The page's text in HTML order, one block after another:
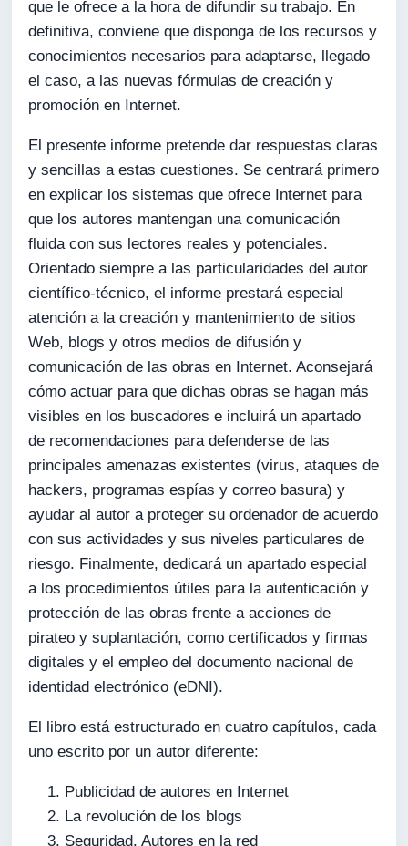
que le ofrece a la hora de difundir su trabajo. En
definitiva, conviene que disponga de los recursos y
conocimientos necesarios para adaptarse, llegado
el caso, a las nuevas fórmulas de creación y
promoción en Internet.
El presente informe pretende dar respuestas claras
y sencillas a estas cuestiones. Se centrará primero
en explicar los sistemas que ofrece Internet para
que los autores mantengan una comunicación
fluida con sus lectores reales y potenciales.
Orientado siempre a las particularidades del autor
científico-técnico, el informe prestará especial
atención a la creación y mantenimiento de sitios
Web, blogs y otros medios de difusión y
comunicación de las obras en Internet. Aconsejará
cómo actuar para que dichas obras se hagan más
visibles en los buscadores e incluirá un apartado
de recomendaciones para defenderse de las
principales amenazas existentes (virus, ataques de
hackers, programas espías y correo basura) y
ayudar al autor a proteger su ordenador de acuerdo
con sus actividades y sus niveles particulares de
riesgo. Finalmente, dedicará un apartado especial
a los procedimientos útiles para la autenticación y
protección de las obras frente a acciones de
pirateo y suplantación, como certificados y firmas
digitales y el empleo del documento nacional de
identidad electrónico (eDNI).
El libro está estructurado en cuatro capítulos, cada
uno escrito por un autor diferente:
Publicidad de autores en Internet
La revolución de los blogs
Seguridad. Autores en la red